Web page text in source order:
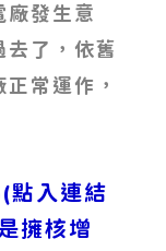
廠發生意
了，依舊
常運作，
點入連結
擁核增